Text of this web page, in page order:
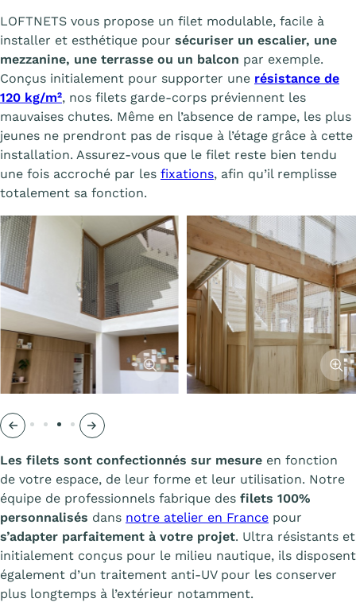
LOFTNETS vous propose un filet modulable, facile à
installer et esthétique pour sécuriser un escalier, une
mezzanine, une terrasse ou un balcon par exemple.
Conçus initialement pour supporter une résistance de
120 kg/m², nos filets garde-corps préviennent les
mauvaises chutes. Même en l’absence de rampe, les plus
jeunes ne prendront pas de risque à l’étage grâce à cette
installation. Assurez-vous que le filet reste bien tendu
une fois accroché par les fixations, afin qu’il remplisse
totalement sa fonction.
Afficher l'image
Précédent
Suivant
Les filets sont confectionnés sur mesure en fonction
de votre espace, de leur forme et leur utilisation. Notre
équipe de professionnels fabrique des filets 100%
personnalisés dans notre atelier en France pour
s’adapter parfaitement à votre projet. Ultra résistants et
initialement conçus pour le milieu nautique, ils disposent
également d’un traitement anti-UV pour les conserver
plus longtemps à l’extérieur notamment.